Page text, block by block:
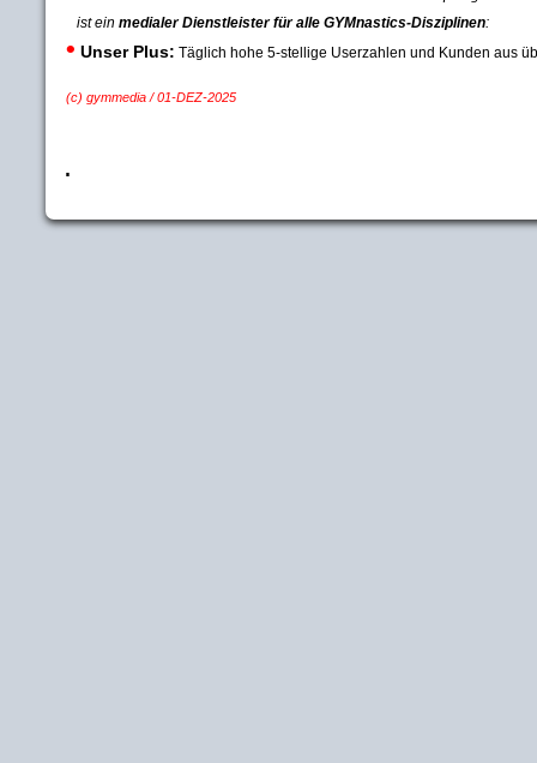
ist ein medialer Dienstleister für alle GYMnastics-Disziplinen:
• Unser Plus: Täglich hohe 5-stellige Userzahlen und Kunden aus
(c) gymmedia / 01-DEZ-2025
.